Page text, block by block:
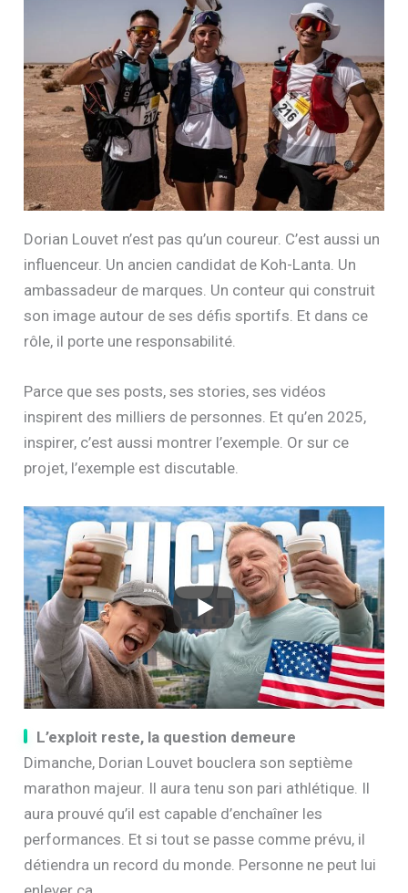
Dorian Louvet n’est pas qu’un coureur. C’est aussi un
influenceur. Un ancien candidat de Koh-Lanta. Un
ambassadeur de marques. Un conteur qui construit
son image autour de ses défis sportifs. Et dans ce
rôle, il porte une responsabilité.
Parce que ses posts, ses stories, ses vidéos
inspirent des milliers de personnes. Et qu’en 2025,
inspirer, c’est aussi montrer l’exemple. Or sur ce
projet, l’exemple est discutable.
L’exploit reste, la question demeure
Dimanche, Dorian Louvet bouclera son septième
marathon majeur. Il aura tenu son pari athlétique. Il
aura prouvé qu’il est capable d’enchaîner les
performances. Et si tout se passe comme prévu, il
détiendra un record du monde. Personne ne peut lui